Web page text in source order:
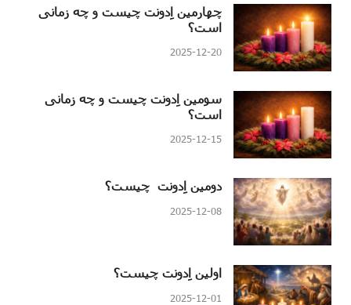
چهارمین اِدونت چیست و چه زمانی
است؟
2025-12-20
سومین اِدونت چیست و چه زمانی
است؟
2025-12-15
دومین اِدونت چیست؟
2025-12-08
اولین اِدونت چیست؟
2025-12-01